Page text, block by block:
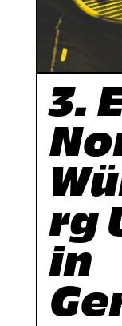
3.
rg
in